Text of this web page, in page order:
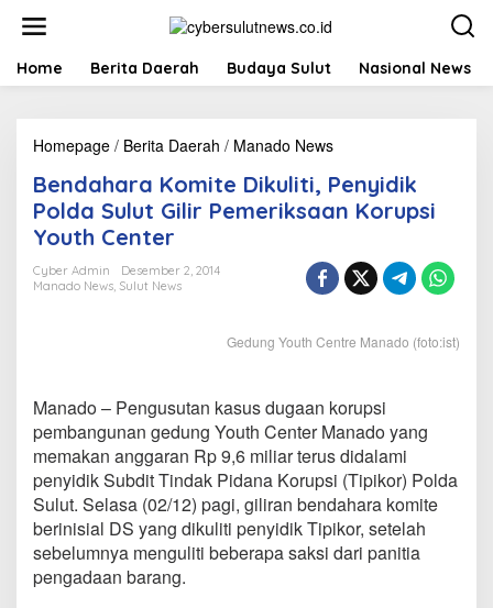
t
Home Berita Daerah Budaya Sulut Nasional News
Homepage / Berita Daerah / Manado News
n
d
a
a
r
o
t
e
D
i
k
u
l
i
t
Bendahara Komite Dikuliti, Penyidik
Polda Sulut Gilir Pemeriksaan Korupsi
Youth Center
Cyber Admin
Desember 2, 2014
Manado News, Sulut News
Gedung Youth Centre Manado (foto:ist)
Manado – Pengusutan kasus dugaan korupsi
pembangunan gedung Youth Center Manado yang
memakan anggaran Rp 9,6 miliar terus didalami
penyidik Subdit Tindak Pidana Korupsi (Tipikor) Polda
Sulut. Selasa (02/12) pagi, giliran bendahara komite
berinisial DS yang dikuliti penyidik Tipikor, setelah
sebelumnya menguliti beberapa saksi dari panitia
pengadaan barang.